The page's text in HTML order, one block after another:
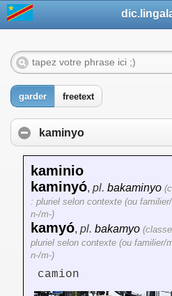
garder freetext
kaminyo
kaminio
kaminyó, pl. bakaminyo
: pluriel selon contexte (ou
n-/m-)
kamyó, pl. bakamyo
pluriel selon contexte (ou familier/
n-/m-)
camion